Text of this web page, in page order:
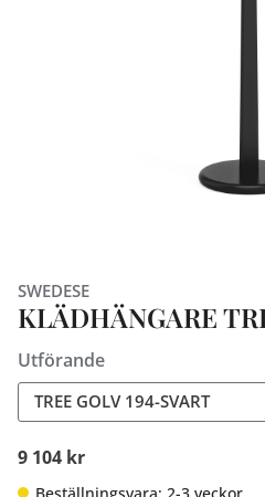
SWEDESE
KLÄDHÄNGARE
Utförande
TREE GOLV 194-SVART
9 104 kr